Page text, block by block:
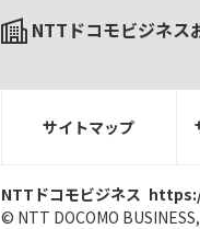
NTTドコモビジネス
サイトマップ
NTTドコモビジネス
© NTT DOCOMO